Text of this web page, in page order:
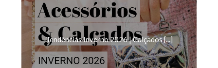
Tendências Inverno 2026 | Calçados [...]